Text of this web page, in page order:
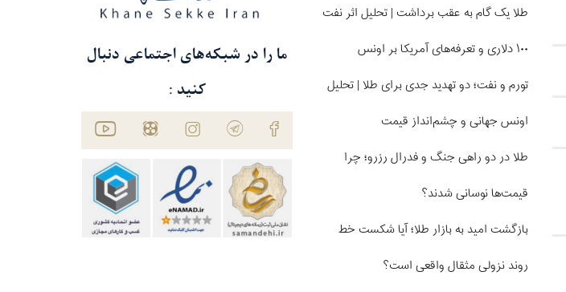
طلا یک گام به عقب برداشت | تحلیل اثر نفت
۱۰۰ دلاری و تعرفه‌های آمریکا بر اونس
تورم و نفت؛ دو تهدید جدی برای طلا | تحلیل
اونس جهانی و چشم‌انداز قیمت
طلا در دو راهی جنگ و فدرال رزرو؛ چرا
قیمت‌ها نوسانی شدند؟
بازگشت امید به بازار طلا؛ آیا شکست خط
روند نزولی مثقال واقعی است؟
ما را در شبکه‌های اجتماعی دنبال
کنید :